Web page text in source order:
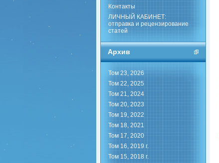
Контакты
ЛИЧНЫЙ КАБИНЕТ:
отправка и рецензирование
статей
Архив
Том 23, 2026
Том 22, 2025
Том 21, 2024
Том 20, 2023
Том 19, 2022
Том 18, 2021
Том 17, 2020
Том 16, 2019 г.
Том 15, 2018 г.